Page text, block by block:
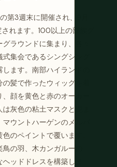
第3週末に開催され、9月
れます。100以上の部族グ
ラウンドに集まり、各々
集会であるシングシング
ます。南部ハイランドの
髪で作ったウィッグを着
顔を黄色と赤のオーカー
灰色の粘土マスクと泥ま
ウントハーゲンのメルパ
のペイントで覆います。
の羽、木カンガルーの
ッドドレスを構築しま